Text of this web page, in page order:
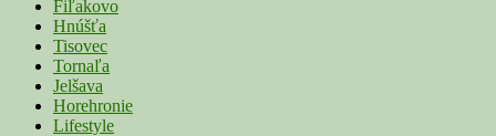
Fiľakovo
Hnúšťa
Tisovec
Tornaľa
Jelšava
Horehronie
Lifestyle